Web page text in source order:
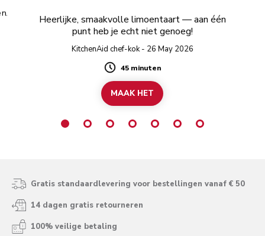
Heerlijke, smaakvolle limoentaart — aan één
punt heb je echt niet genoeg!
KitchenAid chef-kok - 26 May 2026
Duration
45 minuten
MAAK HET
Gratis standaardlevering voor bestellingen vanaf € 50
14 dagen gratis retourneren
100% veilige betaling